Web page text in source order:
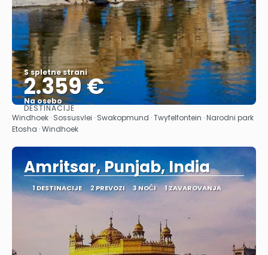
S spletne strani
2.359 €
Na osebo
Glej .
DESTINACIJE
Windhoek · Sossusvlei · Swakopmund · Twyfelfontein · Narodni park
Etosha · Windhoek
Amritsar, Punjab, India
1 DESTINACIJE 2 PREVOZI 3 NOČI 1 ZAVAROVANJA